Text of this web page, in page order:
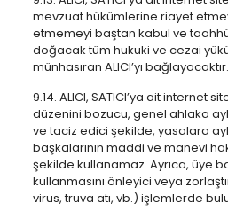
mevzuat hükümlerine riayet
etmemeyi baştan kabul ve
doğacak tüm hukuki ve cezai
münhasıran ALICI’yı bağlayacaktır.
9.14. ALICI, SATICI’ya ait internet
düzenini bozucu, genel ahlaka
ve taciz edici şekilde, yasalara
başkalarının maddi ve manevi
şekilde kullanamaz. Ayrıca, üye
kullanmasını önleyici veya
virus, truva atı, vb.) işlemlerde